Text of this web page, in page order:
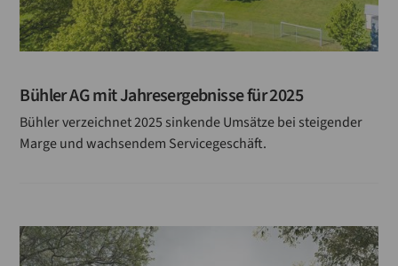
Anlagenbau
Bühler AG mit Jahresergebnisse für 2025
Bühler verzeichnet 2025 sinkende Umsätze bei steigender
Marge und wachsendem Servicegeschäft.